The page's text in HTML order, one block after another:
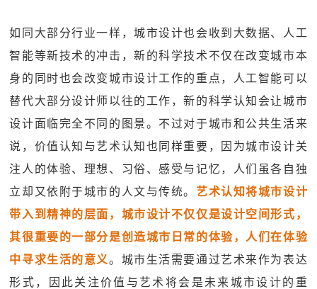
如同大部分行业一样，城市设计也会收到大数据、人工
智能等新技术的冲击，新的科学技术不仅在改变城市本
身的同时也会改变城市设计工作的重点，人工智能可以
替代大部分设计师以往的工作，新的科学认知会让城市
设计面临完全不同的图景。不过对于城市和公共生活来
说，价值认知与艺术认知也同样重要，因为城市设计关
注人的体验、理想、习俗、感受与记忆，人们虽各自独
立却又依附于城市的人文与传统。 艺术认知将城市设计
带入到精神的层面，城市设计不仅仅是设计空间形式，
其很重要的一部分是创造城市日常的体验，人们在体验
中寻求生活的意义。城市生活需要通过艺术来作为表达
形式，因此关注价值与艺术将会是未来城市设计的重